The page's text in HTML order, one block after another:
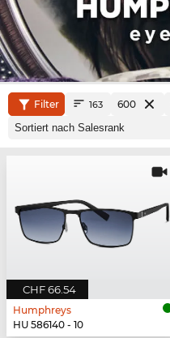
Filter 163 600
CHF 66.54
Humphreys
HU 586140 - 10